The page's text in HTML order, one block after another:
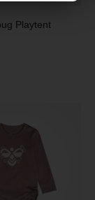
Playtent